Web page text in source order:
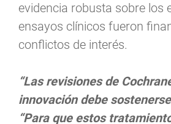
evidencia robusta sobre los
ensayos clínicos fueron
conflictos de interés.
“Las revisiones de
innovación debe
“Para que estos